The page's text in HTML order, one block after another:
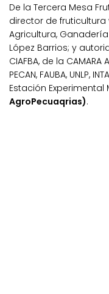
De la Tercera Mesa
director de
Agricultura,
López Barrios; y
CIAFBA, de la CAMARA
PECAN, FAUBA, UNLP,
Estación Experimental
AgroPecuaqrias).